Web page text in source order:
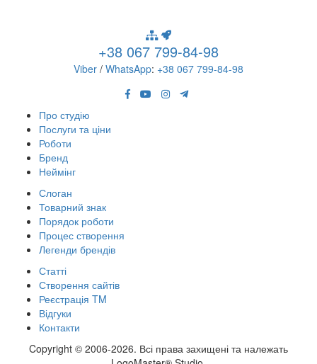
+38 067 799-84-98
Viber / WhatsApp: +38 067 799-84-98
Про студію
Послуги та ціни
Роботи
Бренд
Неймінг
Слоган
Товарний знак
Порядок роботи
Процес створення
Легенди брендів
Статті
Створення сайтів
Реєстрація TM
Відгуки
Контакти
Copyright © 2006-2026. Всі права захищені та належать